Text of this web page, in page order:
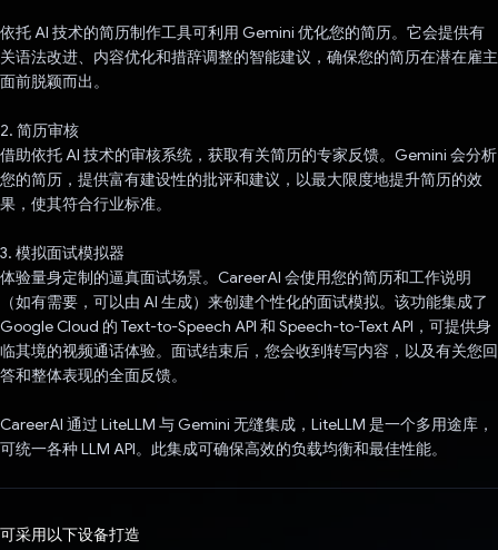
依托 AI 技术的简历制作工具可利用 Gemini 优化您的简历。它会提供有
关语法改进、内容优化和措辞调整的智能建议，确保您的简历在潜在雇主
面前脱颖而出。
2. 简历审核
借助依托 AI 技术的审核系统，获取有关简历的专家反馈。Gemini 会分析
您的简历，提供富有建设性的批评和建议，以最大限度地提升简历的效
果，使其符合行业标准。
3. 模拟面试模拟器
体验量身定制的逼真面试场景。CareerAI 会使用您的简历和工作说明
（如有需要，可以由 AI 生成）来创建个性化的面试模拟。该功能集成了
Google Cloud 的 Text-to-Speech API 和 Speech-to-Text API，可提供身
临其境的视频通话体验。面试结束后，您会收到转写内容，以及有关您回
答和整体表现的全面反馈。
CareerAI 通过 LiteLLM 与 Gemini 无缝集成，LiteLLM 是一个多用途库，
可统一各种 LLM API。此集成可确保高效的负载均衡和最佳性能。
可采用以下设备打造